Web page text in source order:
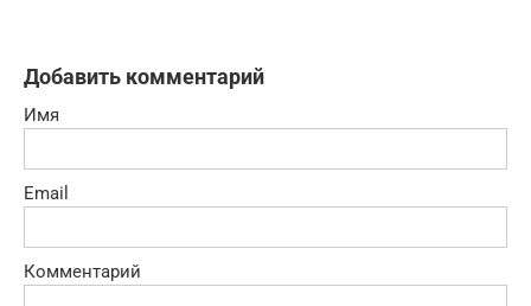
Добавить комментарий
Имя
Email
Комментарий